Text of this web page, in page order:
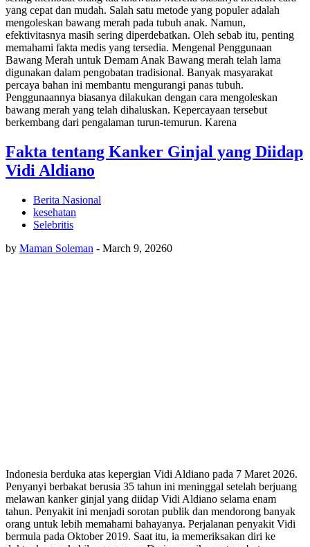
yang cepat dan mudah. Salah satu metode yang populer adalah
mengoleskan bawang merah pada tubuh anak. Namun,
efektivitasnya masih sering diperdebatkan. Oleh sebab itu, penting
memahami fakta medis yang tersedia. Mengenal Penggunaan
Bawang Merah untuk Demam Anak Bawang merah telah lama
digunakan dalam pengobatan tradisional. Banyak masyarakat
percaya bahan ini membantu mengurangi panas tubuh.
Penggunaannya biasanya dilakukan dengan cara mengoleskan
bawang merah yang telah dihaluskan. Kepercayaan tersebut
berkembang dari pengalaman turun-temurun. Karena
Fakta tentang Kanker Ginjal yang Diidap
Vidi Aldiano
Berita Nasional
kesehatan
Selebritis
by Maman Soleman - March 9, 20260
Indonesia berduka atas kepergian Vidi Aldiano pada 7 Maret 2026.
Penyanyi berbakat berusia 35 tahun ini meninggal setelah berjuang
melawan kanker ginjal yang diidap Vidi Aldiano selama enam
tahun. Penyakit ini menjadi sorotan publik dan mendorong banyak
orang untuk lebih memahami bahayanya. Perjalanan penyakit Vidi
bermula pada Oktober 2019. Saat itu, ia memeriksakan diri ke